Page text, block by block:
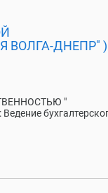
ВОЛГА-ДНЕПР" )
"